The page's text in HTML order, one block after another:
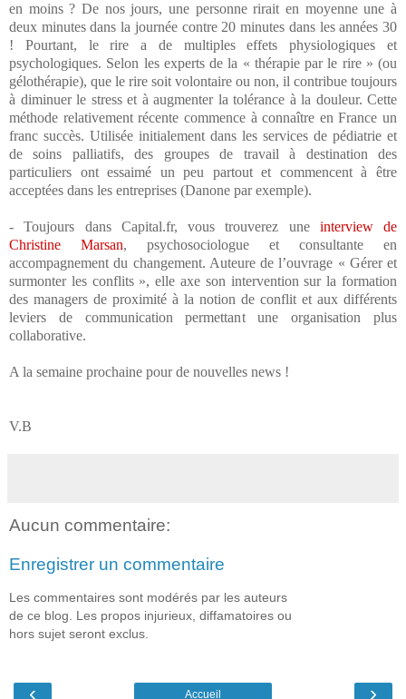
en moins ? De nos jours, une personne rirait en moyenne une à
deux minutes dans la journée contre 20 minutes dans les années 30
! Pourtant, le rire a de multiples effets physiologiques et
psychologiques. Selon les experts de la « thérapie par le rire » (ou
gélothérapie), que le rire soit volontaire ou non, il contribue toujours
à diminuer le stress et à augmenter la tolérance à la douleur. Cette
méthode relativement récente commence à connaître en France un
franc succès. Utilisée initialement dans les services de pédiatrie et
de soins palliatifs, des groupes de travail à destination des
particuliers ont essaimé un peu partout et commencent à être
acceptées dans les entreprises (Danone par exemple).
- Toujours dans Capital.fr, vous trouverez une interview de
Christine Marsan, psychosociologue et consultante en
accompagnement du changement. Auteure de l’ouvrage « Gérer et
surmonter les conflits », elle axe son intervention sur la formation
des managers de proximité à la notion de conflit et aux différents
leviers de communication permettant une organisation plus
collaborative.
A la semaine prochaine pour de nouvelles news !
V.B
Aucun commentaire:
Enregistrer un commentaire
Les commentaires sont modérés par les auteurs
de ce blog. Les propos injurieux, diffamatoires ou
hors sujet seront exclus.
‹ ›
Accueil